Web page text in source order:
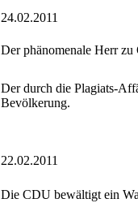
24.02.2011
Der phänomenale Herr zu
Der durch die Plagiats-
Bevölkerung.
22.02.2011
Die CDU bewältigt ein